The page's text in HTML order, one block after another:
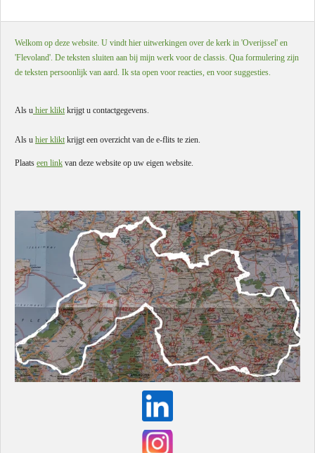
Welkom op deze website. U vindt hier uitwerkingen over de kerk in 'Overijssel' en
'Flevoland'. De teksten sluiten aan bij mijn werk voor de classis. Qua formulering zijn
de teksten persoonlijk van aard. Ik sta open voor reacties, en voor suggesties.
Als u hier klikt krijgt u contactgegevens.
Als u hier klikt krijgt een overzicht van de e-flits te zien.
Plaats een link van deze website op uw eigen website.